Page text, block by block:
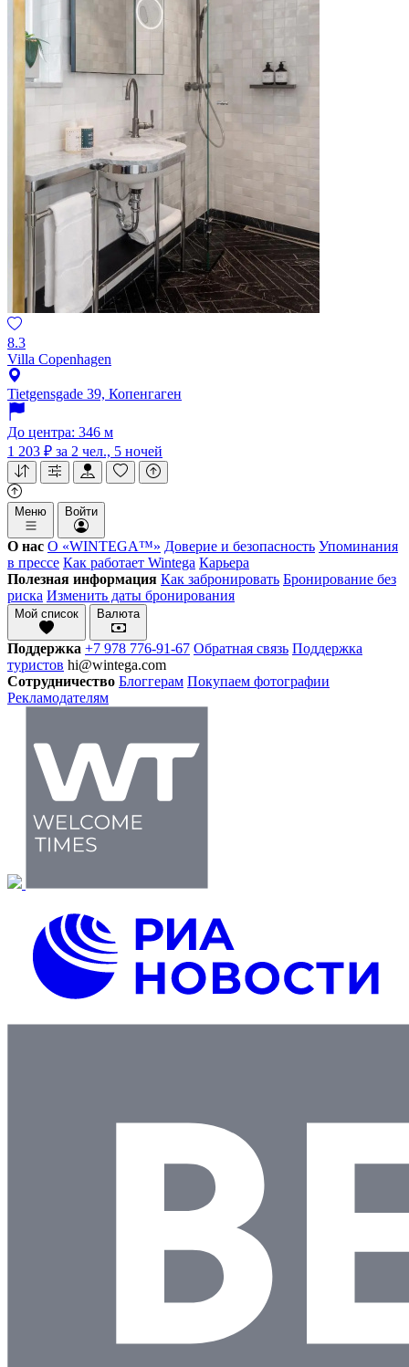
8.3
Villa Copenhagen
Tietgensgade 39, Копенгаген
До центра: 346 м
1 203 ₽ за 2 чел., 5 ночей
Меню Войти
О нас О «WINTEGA™» Доверие и безопасность Упоминания
в прессе Как работает Wintega Карьера
Полезная информация Как забронировать Бронирование без
риска Изменить даты бронирования
Мой список Валюта
Поддержка +7 978 776-91-67 Обратная связь Поддержка
туристов hi@wintega.com
Сотрудничество Блоггерам Покупаем фотографии
Рекламодателям